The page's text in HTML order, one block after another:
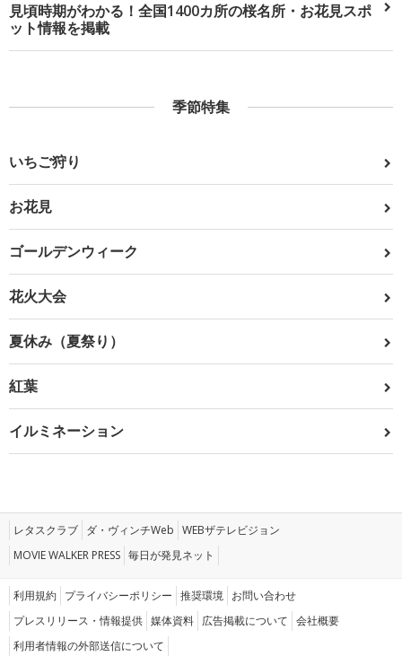
見頃時期がわかる！全国1400カ所の桜名所・お花見スポ
ット情報を掲載
季節特集
いちご狩り
お花見
ゴールデンウィーク
花火大会
夏休み（夏祭り）
紅葉
イルミネーション
レタスクラブ ダ・ヴィンチWeb WEBザテレビジョン
MOVIE WALKER PRESS 毎日が発見ネット
利用規約 プライバシーポリシー 推奨環境 お問い合わせ
プレスリリース・情報提供 媒体資料 広告掲載について 会社概要
利用者情報の外部送信について